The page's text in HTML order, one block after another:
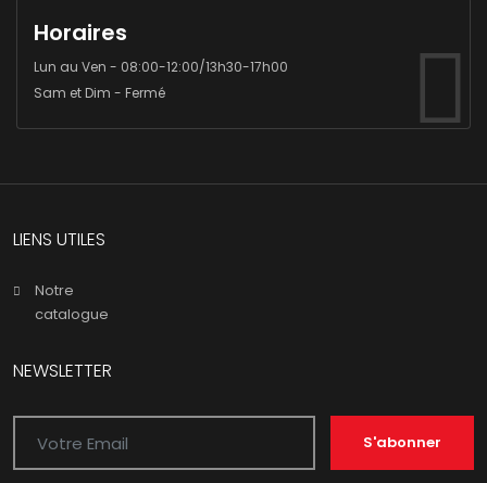
Horaires
Lun au Ven - 08:00-12:00/13h30-17h00
Sam et Dim - Fermé
LIENS UTILES
Notre
catalogue
NEWSLETTER
S'abonner